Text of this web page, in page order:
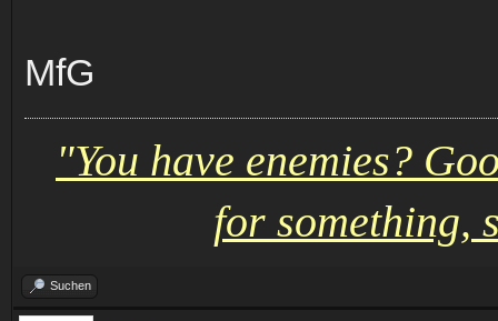
MfG
"You have enemies?
for something,
Suchen